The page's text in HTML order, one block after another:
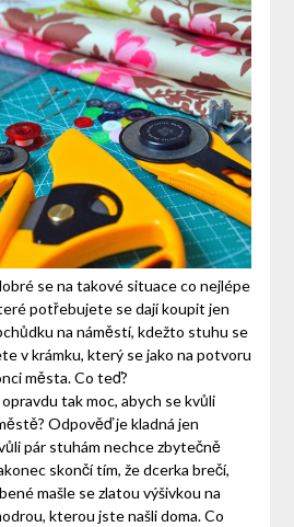
se na takové situace co nejlépe
potřebujete se dají koupit jen
na náměstí, kdežto stuhu se
v krámku, který se jako na potvoru
města. Co teď?
tak moc, abych se kvůli
Odpověď je kladná jen
pár stuhám nechce zbytečně
skončí tím, že dcerka brečí,
mašle se zlatou výšivkou na
kterou jste našli doma. Co